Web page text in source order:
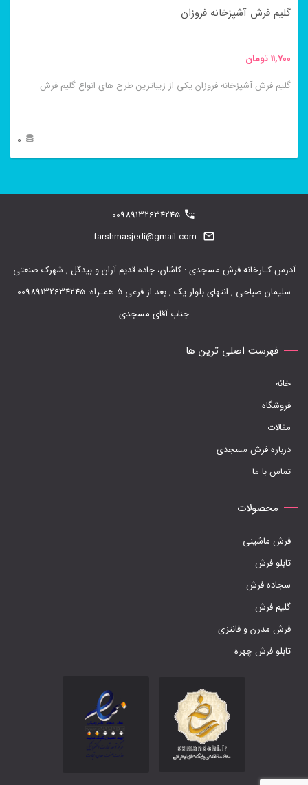
صفحه
انتخاب
شوند
گلیم فرش آشپزخانه فروزان
11,700تومان
گلیم فرش آشپزخانه فروزان یکی از زیباترین طرح های انواع گلیم فرش
0
می
باشد.
است
صفحه
محصول
انتخاب
00989132634245
farshmasjedi@gmail.com
آدرس کـارخانه فرش مسجدی : کاشان، جاده قدیم آران و بیدگل , شهرک صنعتی
سلیمان صباحی , انتهای بلوار یک , بعد از فرعی 5 همـراه: 00989132634245
جناب آقای مسجدی
فهرست اصلی ترین ها
خانه
فروشگاه
مقالات
درباره فرش مسجدی
تماس با ما
محصولات
فرش ماشینی
تابلو فرش
سجاده فرش
گلیم فرش
فرش مدرن و فانتزی
تابلو فرش چهره